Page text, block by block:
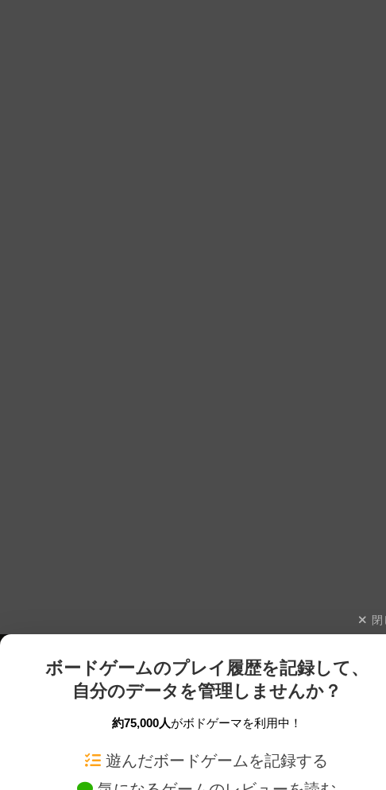
閉
ボードゲームのプレイ履歴を記録して、
自分のデータを管理しませんか？
約75,000人がボドゲーマを利用中！
遊んだボードゲームを記録する